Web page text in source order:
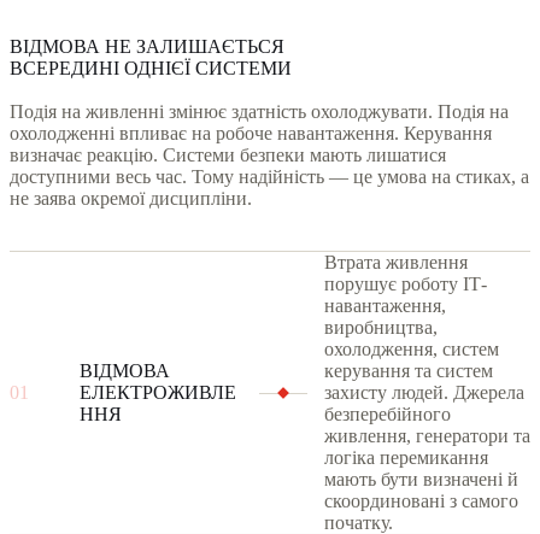
ВІДМОВА НЕ ЗАЛИШАЄТЬСЯ
ВСЕРЕДИНІ ОДНІЄЇ СИСТЕМИ
Подія на живленні змінює здатність охолоджувати. Подія на
охолодженні впливає на робоче навантаження. Керування
визначає реакцію. Системи безпеки мають лишатися
доступними весь час. Тому надійність — це умова на стиках, а
не заява окремої дисципліни.
01
ВІДМОВА
ЕЛЕКТРОЖИВЛЕ
ННЯ
Втрата живлення
порушує роботу ІТ-
навантаження,
виробництва,
охолодження, систем
керування та систем
захисту людей. Джерела
безперебійного
живлення, генератори та
логіка перемикання
мають бути визначені й
скоординовані з самого
початку.